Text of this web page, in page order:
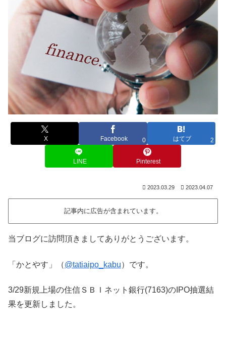
X Facebook 0 はてブ 2
LINE Pinterest
2023.03.29 2023.04.07
記事内に広告が含まれています。
当ブログに訪問頂きましてありがとうございます。
「かとやす」（@tatiaipo_kabu）です。
3/29新規上場の住信ＳＢＩネット銀行(7163)のIPO抽選結
果を更新しました。